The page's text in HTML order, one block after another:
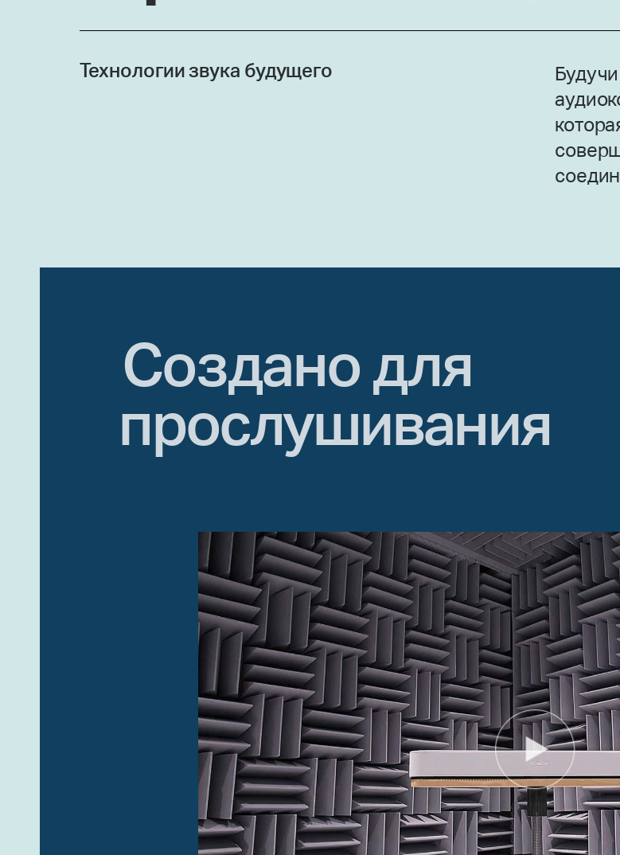
Технологии звука будущего
Создано для
прослушивания